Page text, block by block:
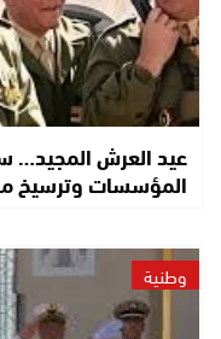
عيد العرش المجيد…
المؤسسات وترسيخ
وطنية